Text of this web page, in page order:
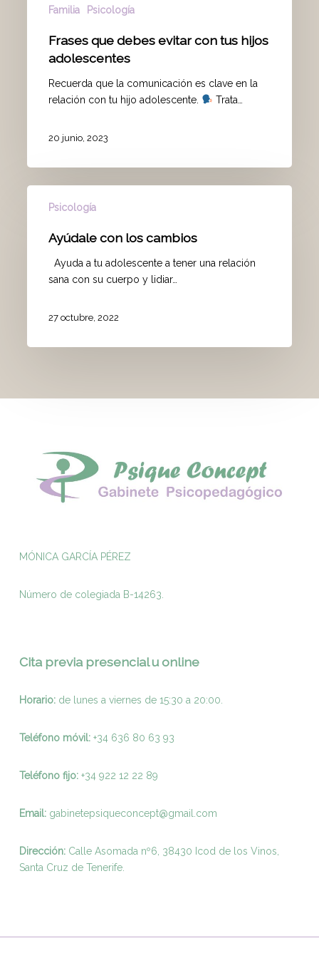
Familia Psicología
Frases que debes evitar con tus hijos
adolescentes
Recuerda que la comunicación es clave en la
relación con tu hijo adolescente.
Trata…
20 junio, 2023
Psicología
Ayúdale con los cambios
Ayuda a tu adolescente a tener una relación
sana con su cuerpo y lidiar…
27 octubre, 2022
MÓNICA GARCÍA PÉREZ
Número de colegiada B-14263.
Cita previa presencial u online
Horario:de lunes a viernes de 15:30 a 20:00.
Teléfono móvil: +34 636 80 63 93
Teléfono fijo:+34 922 12 22 89
Email: gabinetepsiqueconcept@gmail.com
Dirección:Calle Asomada nº6, 38430 Icod de los Vinos,
Santa Cruz de Tenerife.